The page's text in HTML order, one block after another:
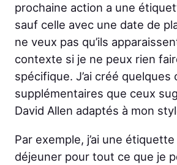
prochaine action a une
sauf celle avec une date de
ne veux pas qu’ils
contexte si je ne peux rien
spécifique. J’ai créé
supplémentaires que ceux
David Allen adaptés à mon
Par exemple, j’ai une
déjeuner pour tout ce que je